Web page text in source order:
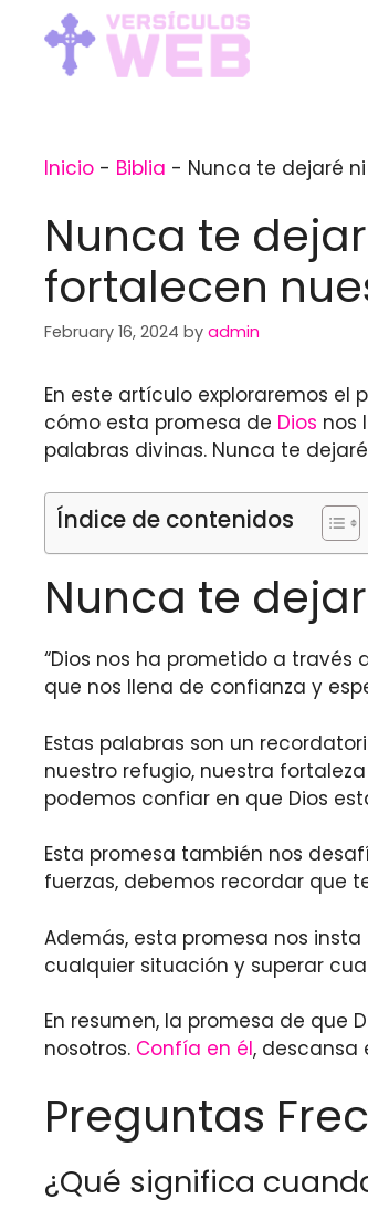
content
Inicio - Biblia - Nunca te dejaré
Nunca te
fortalecen
February 16, 2024 by admin
En este artículo exploraremos el
cómo esta promesa de Dios nos
palabras divinas. Nunca te dejaré
Índice de contenidos
Nunca te
“Dios nos ha prometido a través
que nos llena de confianza y
Estas palabras son un
nuestro refugio, nuestra
podemos confiar en que Dios
Esta promesa también nos
fuerzas, debemos recordar que
Además, esta promesa nos
cualquier situación y superar
En resumen, la promesa de
nosotros. Confía en él, descansa
Preguntas
¿Qué significa